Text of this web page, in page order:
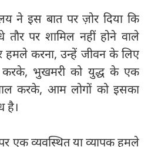
ने इस बात पर ज़ोर दिया कि
तौर पर शामिल नहीं होने वाले
करना, उन्हें जीवन के लिए
भुखमरी को युद्ध के एक
करके, आम लोगों को इसका
है।
एक व्यवस्थित या व्यापक हमले